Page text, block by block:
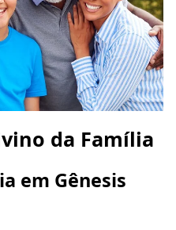
da Família
em Gênesis